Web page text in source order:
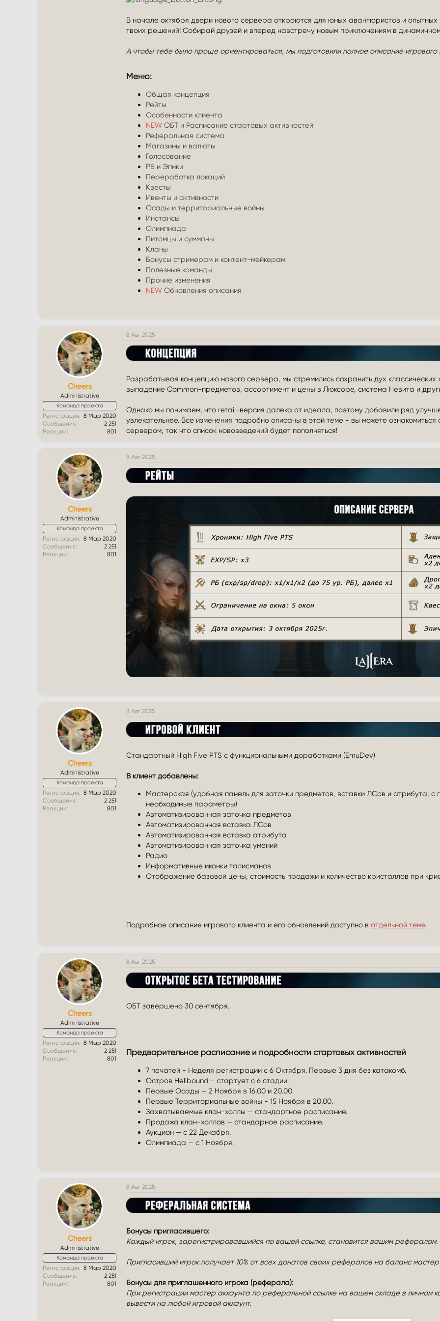
В начале октября двери нового сервера откроются для юных авантюристов и опытных
твоих решений! Собирай друзей и вперед навстречу новым приключениям в
А чтобы тебе было проще ориентироваться, мы подготовили полное описание игрового
Меню:​
Общая концепция
Рейты
Особенности клиента
NEW ОБТ и Расписание стартовых активностей
Реферальная система
Магазины и валюты
Голосование
РБ и Эпики
Переработка локаций
Квесты
Ивенты и активности
Осады и территориальные войны
Инстансы
Олимпиада
Питомцы и суммоны
Кланы
Бонусы стримерам и контент-мейкерам
Полезные команды
Прочие изменения
NEW Обновления описания
Cheers
Administrative
Команда проекта
Регистрация
8 Мар 2020
Сообщения
2 251
Реакции
801
8 Авг 2025
Разрабатывая концепцию нового сервера, мы стремились сохранить дух классических
выпадение Common-предметов, ассортимент и цены в Люксоре, система Невита и
Однако мы понимаем, что retail-версия далека от идеала, поэтому добавили ряд
увлекательнее. Все изменения подробно описаны в этой теме - вы можете
сервером, так что список нововведений будет пополняться!
Cheers
Administrative
Команда проекта
Регистрация
8 Мар 2020
Сообщения
2 251
Реакции
801
8 Авг 2025
Cheers
Administrative
Команда проекта
Регистрация
8 Мар 2020
Сообщения
2 251
Реакции
801
8 Авг 2025
Стандартный High Five PTS с функциональными доработками (EmuDev)
В клиент добавлены:
Мастерская (удобная панель для заточки предметов, вставки ЛСов и атрибута,
необходимые параметры)
Автоматизированная заточка предметов
Автоматизированная вставка ЛСов
Автоматизированная вставка атрибута
Автоматизированная заточка умений
Радио
Информативные иконки талисманов
Отображение базовой цены, стоимость продажи и количество кристаллов при
Подробное описание игрового клиента и его обновлений доступно в отдельной теме.
Cheers
Administrative
Команда проекта
Регистрация
8 Мар 2020
Сообщения
2 251
Реакции
801
8 Авг 2025
ОБТ завершено 30 сентября.
Предварительное расписание и подробности стартовых активностей​
7 печатей - Неделя регистрации с 6 Октября. Первые 3 дня без катакомб.
Остров Hellbound - стартует с 6 стадии.
Первые Осады — 2 Ноября в 16.00 и 20.00.
Первые Территориальные войны - 15 Ноября в 20.00.
Захватываемые клан-холлы — стандартное расписание.
Продажа клан-холлов — стандарное расписание.
Аукцион — с 22 Декабря.
Олимпиада — с 1 Ноября.
Cheers
Administrative
Команда проекта
Регистрация
8 Мар 2020
Сообщения
2 251
Реакции
801
8 Авг 2025
Бонусы пригласившего:
Каждый игрок, зарегистрировавшийся по вашей ссылке, становится вашим рефералом.
Пригласивший игрок получает 10% от всех донатов своих рефералов на баланс
Бонусы для приглашенного игрока (реферала):
При регистрации мастер аккаунта по реферальной ссылке на вашем складе в личном
вывести на любой игровой аккаунт.